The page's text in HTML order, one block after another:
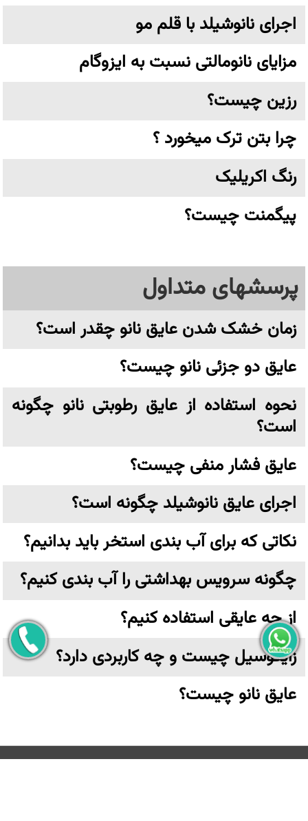
اجرای نانوشیلد با قلم مو
مزایای نانومالتی نسبت به ایزوگام
رزین چیست؟
چرا بتن ترک میخورد ؟
رنگ اکریلیک
پیگمنت چیست؟
پرسشهای متداول
زمان خشک شدن عایق نانو چقدر است؟
عایق دو جزئی نانو چیست؟
نحوه استفاده از عایق رطوبتی نانو چگونه
است؟
عایق فشار منفی چیست؟
اجرای عایق نانوشیلد چگونه است؟
نکاتی که برای آب بندی استخر باید بدانیم؟
چگونه سرویس بهداشتی را آب بندی کنیم؟
از چه عایقی استفاده کنیم؟
زایکوسیل چیست و چه کاربردی دارد؟
عایق نانو چیست؟